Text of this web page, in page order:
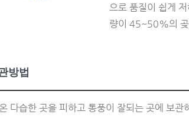
으로 품질이 쉽게
량이 45~50%의 곶
방법
다습한 곳을 피하고 통풍이 잘되는 곳에 보